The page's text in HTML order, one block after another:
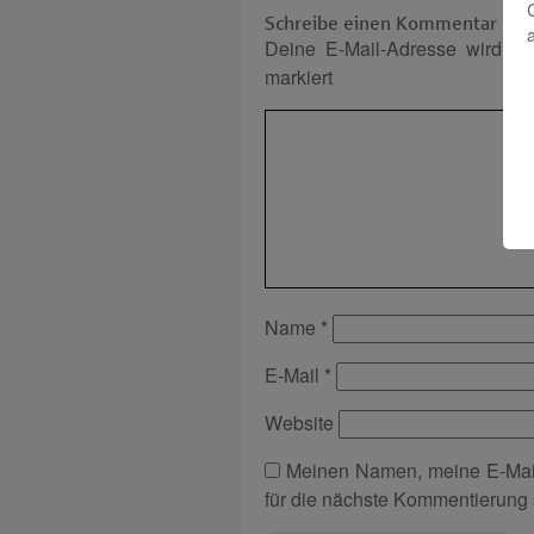
Schreibe einen Kommentar
Deine E-Mail-Adresse wird
markiert
Name *
E-Mail *
Website
Meinen Namen, meine E-
für die nächste Kommentierung